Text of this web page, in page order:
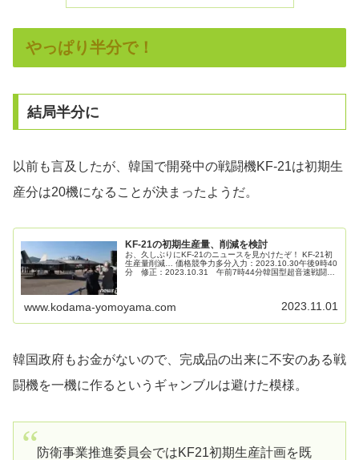
やっぱり半分で！
結局半分に
以前も言及したが、韓国で開発中の戦闘機KF-21は初期生
産分は20機になることが決まったようだ。
KF-21の初期生産量、削減を検討
お、久しぶりにKF-21のニュースを見かけたぞ！ KF-21初
生産量削減… 価格競争力多分入力：2023.10.30午後9時40
分 修正：2023.10.31 午前7時44分韓国型超音速戦闘
www.kodama-yomoyama.com 2023.11.01
韓国政府もお金がないので、完成品の出来に不安のある戦
闘機を一機に作るというギャンブルは避けた模様。
防衛事業推進委員会ではKF21初期生産計画を既